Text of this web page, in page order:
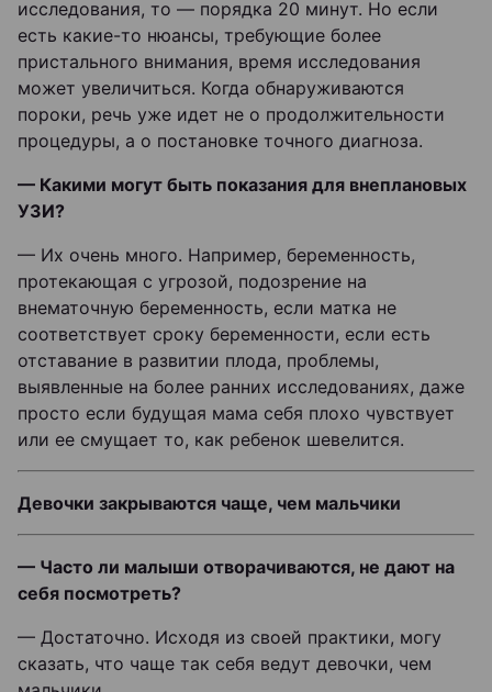
исследования, то — порядка 20 минут. Но если
есть какие-то нюансы, требующие более
пристального внимания, время исследования
может увеличиться. Когда обнаруживаются
пороки, речь уже идет не о продолжительности
процедуры, а о постановке точного диагноза.
— Какими могут быть показания для внеплановых
УЗИ?
— Их очень много. Например, беременность,
протекающая с угрозой, подозрение на
внематочную беременность, если матка не
соответствует сроку беременности, если есть
отставание в развитии плода, проблемы,
выявленные на более ранних исследованиях, даже
просто если будущая мама себя плохо чувствует
или ее смущает то, как ребенок шевелится.
Девочки закрываются чаще, чем мальчики
— Часто ли малыши отворачиваются, не дают на
себя посмотреть?
— Достаточно. Исходя из своей практики, могу
сказать, что чаще так себя ведут девочки, чем